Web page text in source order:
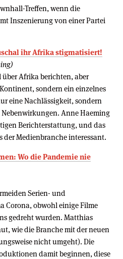
Treffen, wenn die
Inszenierung von einer Partei
ihr Afrika stigmatisiert!
Afrika berichten, aber
sondern ein einzelnes
eine Nachlässigkeit, sondern
Anne Haeming
Berichterstattung, und das
Medienbranche interessant.
Wo die Pandemie nie
Serien- und
Corona, obwohl einige Filme
gedreht wurden. Matthias
wie die Branche mit der neuen
nicht umgeht). Die
damit beginnen, diese